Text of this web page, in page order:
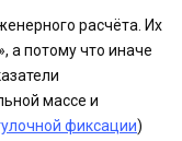
расчёта. Их
а потому что иначе
массе и
фиксации)